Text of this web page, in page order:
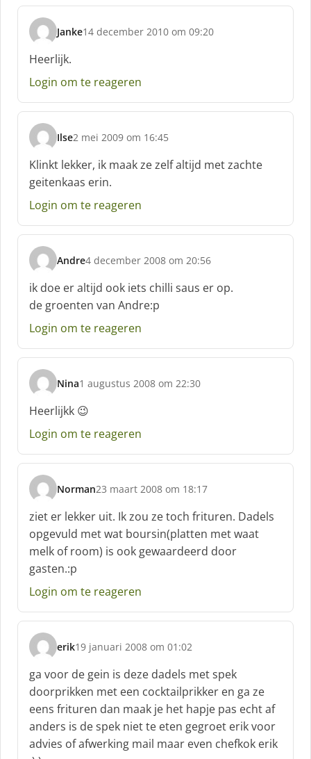
Janke
s
c
h
r
e
f
:
14 december 2010 om 09:20
Heerlijk.
Login om te reageren
Ilse
s
c
h
r
e
f
2 mei 2009 om 16:45
Klinkt lekker, ik maak ze zelf altijd met zachte
geitenkaas erin.
Login om te reageren
Andre
s
c
h
r
e
f
4 december 2008 om 20:56
ik doe er altijd ook iets chilli saus er op.
de groenten van Andre:p
Login om te reageren
Nina
s
c
h
r
e
f
:
1 augustus 2008 om 22:30
Heerlijkk 😉
Login om te reageren
Norman
s
h
r
e
e
:
23 maart 2008 om 18:17
ziet er lekker uit. Ik zou ze toch frituren. Dadels
opgevuld met wat boursin(platten met waat
melk of room) is ook gewaardeerd door
gasten.:p
Login om te reageren
erik
s
h
r
e
e
f
19 januari 2008 om 01:02
ga voor de gein is deze dadels met spek
doorprikken met een cocktailprikker en ga ze
eens frituren dan maak je het hapje pas echt af
anders is de spek niet te eten gegroet erik voor
advies of afwerking mail maar even chefkok erik